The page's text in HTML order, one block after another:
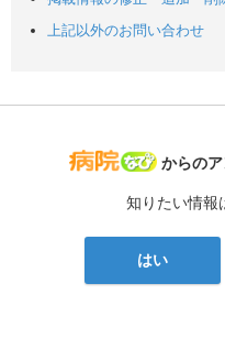
上記以外のお問い合わせ
病院なび
からのア
知りたい情報
はい